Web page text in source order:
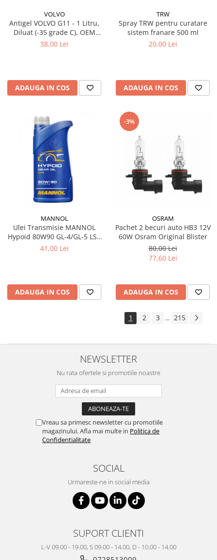
VOLVO
Antigel VOLVO G11 - 1 Litru,
Diluat (-35 grade C), OEM
(Culoare Verde)
38,00 Lei
ADAUGA IN COS
TRW
Spray TRW pentru curatare
sistem franare 500 ml
20,00 Lei
ADAUGA IN COS
MANNOL
Ulei Transmisie MANNOL
Hypoid 80W90 GL-4/GL-5 LS -
1 Litru, Diferențiale Sarcini
41,00 Lei
ADAUGA IN COS
-3%
OSRAM
Pachet 2 becuri auto HB3 12V
60W Osram Original Blister
80,00 Lei
77,60 Lei
ADAUGA IN COS
1 2 3 ... 215
NEWSLETTER
Nu rata ofertele si promotiile noastre
Vreau sa primesc newsletter cu promotiile
magazinului. Afla mai multe in Politica de
Confidentialitate
SOCIAL
Urmareste-ne in social media
SUPORT CLIENTI
L-V 09.00 - 19.00, S 09.00 - 14.00, D - 10.00 - 14.00